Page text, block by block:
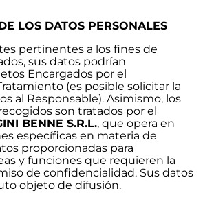
LOS DATOS PERSONALES
pertinentes a los fines de
sus datos podrían
Encargados por el
(es posible solicitar la
al Responsable). Asimismo, los
son tratados por el
BENNE S.R.L., que opera en
específicas en materia de
proporcionadas para
y funciones que requieren la
de confidencialidad. Sus datos
objeto de difusión.